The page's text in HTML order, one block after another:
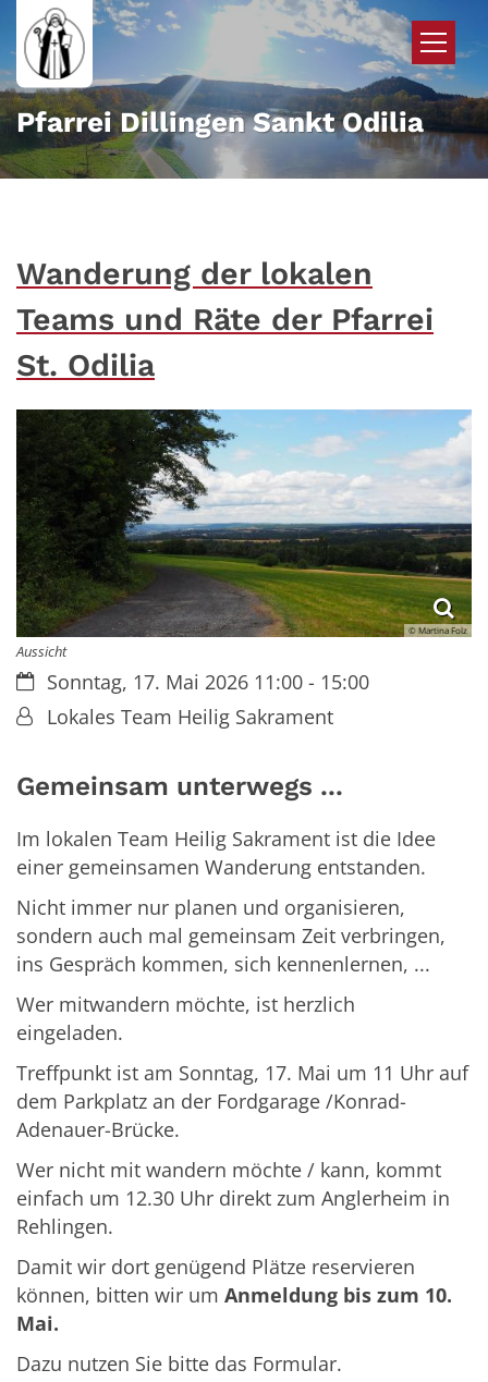
Zum Inhalt springen
Pfarrei Dillingen Sankt Odilia
Wanderung der lokalen
Teams und Räte der Pfarrei
St. Odilia
© Martina Folz
Aussicht
Datum:Sonntag, 17. Mai 2026 11:00 - 15:00
Von:Lokales Team Heilig Sakrament
Gemeinsam unterwegs ...
Im lokalen Team Heilig Sakrament ist die Idee
einer gemeinsamen Wanderung entstanden.
Nicht immer nur planen und organisieren,
sondern auch mal gemeinsam Zeit verbringen,
ins Gespräch kommen, sich kennenlernen, ...
Wer mitwandern möchte, ist herzlich
eingeladen.
Treffpunkt ist am Sonntag, 17. Mai um 11 Uhr auf
dem Parkplatz an der Fordgarage /Konrad-
Adenauer-Brücke.
Wer nicht mit wandern möchte / kann, kommt
einfach um 12.30 Uhr direkt zum Anglerheim in
Rehlingen.
Damit wir dort genügend Plätze reservieren
können, bitten wir um Anmeldung bis zum 10.
Mai.
Dazu nutzen Sie bitte das Formular.